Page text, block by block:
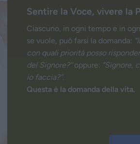
Sentire la Voce, vivere la
Ciascuno, in ogni tempo e in
se vuole, può farsi la domanda:
con quali priorità posso
del Signore?”oppure: “Signore,
io faccia?”.
Questa è la domanda della vita.